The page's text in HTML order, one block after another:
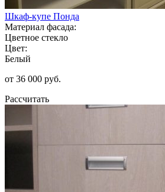
Шкаф-купе Понда
Материал фасада:
Цветное стекло
Цвет:
Белый
от 36 000 руб.
Рассчитать